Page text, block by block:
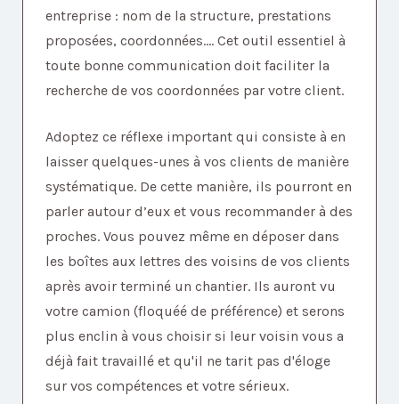
entreprise : nom de la structure, prestations
proposées, coordonnées.... Cet outil essentiel à
toute bonne communication doit faciliter la
recherche de vos coordonnées par votre client.
Adoptez ce réflexe important qui consiste à en
laisser quelques-unes à vos clients de manière
systématique. De cette manière, ils pourront en
parler autour d’eux et vous recommander à des
proches. Vous pouvez même en déposer dans
les boîtes aux lettres des voisins de vos clients
après avoir terminé un chantier. Ils auront vu
votre camion (floquéé de préférence) et serons
plus enclin à vous choisir si leur voisin vous a
déjà fait travaillé et qu'il ne tarit pas d'éloge
sur vos compétences et votre sérieux.